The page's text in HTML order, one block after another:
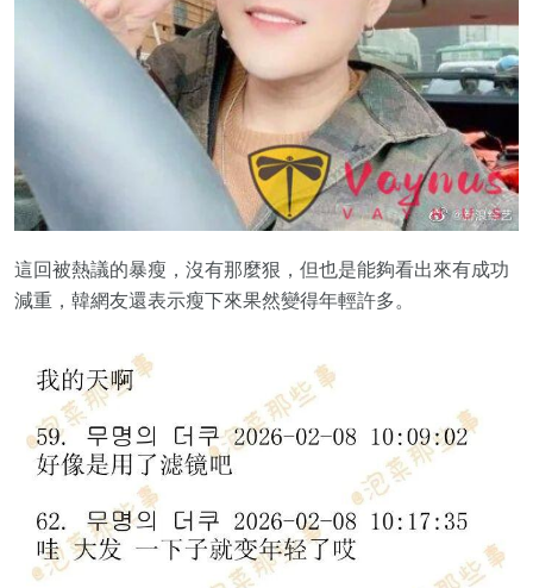
這回被熱議的暴瘦，沒有那麼狠，但也是能夠看出來有成功
減重，韓網友還表示瘦下來果然變得年輕許多。